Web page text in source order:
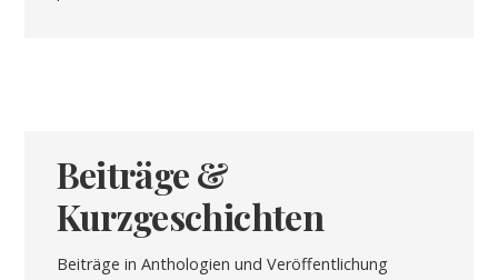
Beiträge &
Kurzgeschichten
Beiträge in Anthologien und Veröffentlichung